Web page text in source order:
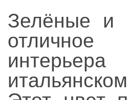
Зелёные и